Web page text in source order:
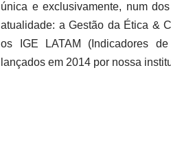
única e exclusivamente, num
atualidade: a Gestão da Ética &
os IGE LATAM (Indicadores
lançados em 2014 por nossa